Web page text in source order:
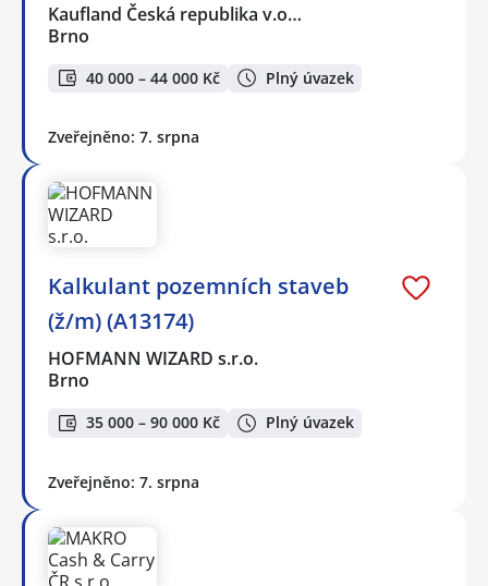
Kaufland Česká republika v.o…
Brno
40 000 – 44 000 Kč Plný úvazek
Zveřejněno: 7. srpna
Kalkulant pozemních staveb
(ž/m) (A13174)
HOFMANN WIZARD s.r.o.
Brno
35 000 – 90 000 Kč Plný úvazek
Zveřejněno: 7. srpna